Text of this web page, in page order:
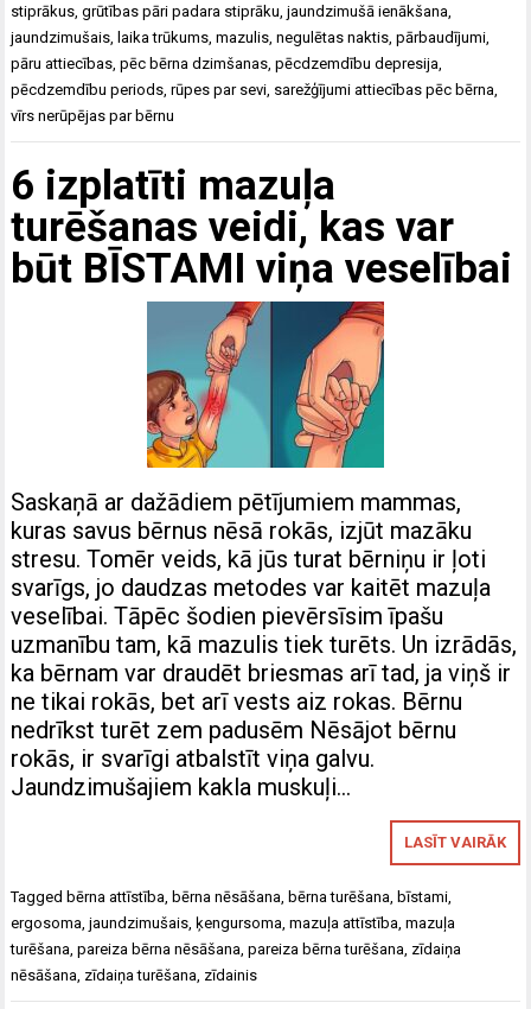
stiprākus ,grūtības pāri padara stiprāku ,jaundzimušā ienākšana
jaundzimušais ,laika trūkums ,mazulis ,negulētas naktis ,pārbaudījumi
pāru attiecības ,pēc bērna dzimšanas ,pēcdzemdību depresija
pēcdzemdību periods ,rūpes par sevi sarežģījumi attiecības pēc bērna
vīrs nerūpējas par bērnu
6 izplatīti mazuļa
turēšanas veidi, kas var
būt BĪSTAMI viņa veselībai
Saskaņā ar dažādiem pētījumiem mammas,
kuras savus bērnus nēsā rokās, izjūt mazāku
stresu. Tomēr veids, kā jūs turat bērniņu ir ļoti
svarīgs, jo daudzas metodes var kaitēt mazuļa
veselībai. Tāpēc šodien pievērsīsim īpašu
uzmanību tam, kā mazulis tiek turēts. Un izrādās,
ka bērnam var draudēt briesmas arī tad, ja viņš ir
ne tikai rokās, bet arī vests aiz rokas. Bērnu
nedrīkst turēt zem padusēm Nēsājot bērnu
rokās, ir svarīgi atbalstīt viņa galvu.
Jaundzimušajiem kakla muskuļi…
LASĪT VAIRĀK
Tagged bērna attīstība, bērna nēsāšana, bērna turēšana, bīstami,
ergosoma,jaundzimušais, ķengursoma,mazuļa attīstība,mazuļa
turēšana,pareiza bērna nēsāšana,pareiza bērna turēšana, zīdaiņa
nēsāšana, zīdaiņa turēšana, zīdainis